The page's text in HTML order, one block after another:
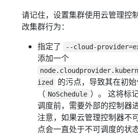
请记住，设置集群使用云管理控
改集群行为：
指定了
--cloud-
添加一个
ized
的污点，导致其在初
（ NoSchedule ）。 这将标
调度前，需要外部的控制器
注意，如果云管理控制器不
点会一直处于不可调度的状